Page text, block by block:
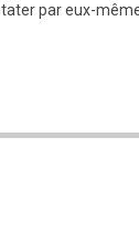
par eux-